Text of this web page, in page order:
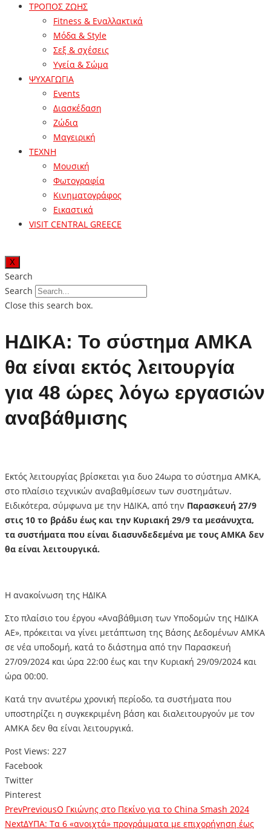
ΤΡΟΠΟΣ ΖΩΗΣ
Fitness & Εναλλακτικά
Μόδα & Style
Σεξ & σχέσεις
Υγεία & Σώμα
ΨΥΧΑΓΩΓΙΑ
Events
Διασκέδαση
Ζώδια
Μαγειρική
ΤΕΧΝΗ
Μουσική
Φωτογραφία
Κινηματογράφος
Εικαστικά
VISIT CENTRAL GREECE
X
Search
Search
Close this search box.
ΗΔΙΚΑ: Το σύστημα ΑΜΚΑ
θα είναι εκτός λειτουργία
για 48 ώρες λόγω εργασιών
αναβάθμισης
Εκτός λειτουργίας βρίσκεται για δυο 24ωρα το σύστημα ΑΜΚΑ,
στο πλαίσιο τεχνικών αναβαθμίσεων των συστημάτων.
Ειδικότερα, σύμφωνα με την ΗΔΙΚΑ, από την Παρασκευή 27/9
στις 10 το βράδυ έως και την Κυριακή 29/9 τα μεσάνυχτα,
τα συστήματα που είναι διασυνδεδεμένα με τους ΑΜΚΑ δεν
θα είναι λειτουργικά.
Η ανακοίνωση της ΗΔΙΚΑ
Στο πλαίσιο του έργου «Αναβάθμιση των Υποδομών της ΗΔΙΚΑ
ΑΕ», πρόκειται να γίνει μετάπτωση της Βάσης Δεδομένων ΑΜΚΑ
σε νέα υποδομή, κατά το διάστημα από την Παρασκευή
27/09/2024 και ώρα 22:00 έως και την Κυριακή 29/09/2024 και
ώρα 00:00.
Κατά την ανωτέρω χρονική περίοδο, τα συστήματα που
υποστηρίζει η συγκεκριμένη βάση και διαλειτουργούν με τον
ΑΜΚΑ δεν θα είναι λειτουργικά.
Post Views: 227
Facebook
Twitter
Pinterest
PrevPreviousΟ Γκιώνης στο Πεκίνο για το China Smash 2024
NextΔΥΠΑ: Τα 6 «ανοιχτά» προγράμματα με επιχορήγηση έως